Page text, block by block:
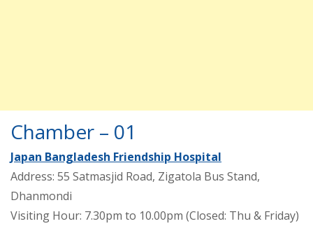
Chamber – 01
Japan Bangladesh Friendship Hospital
Address: 55 Satmasjid Road, Zigatola Bus Stand,
Dhanmondi
Visiting Hour: 7.30pm to 10.00pm (Closed: Thu & Friday)